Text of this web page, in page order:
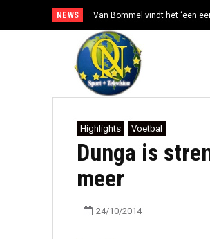
NEWS Van Bommel vindt het ‘een
Highlights Voetbal
Dunga is
meer
24/10/2014